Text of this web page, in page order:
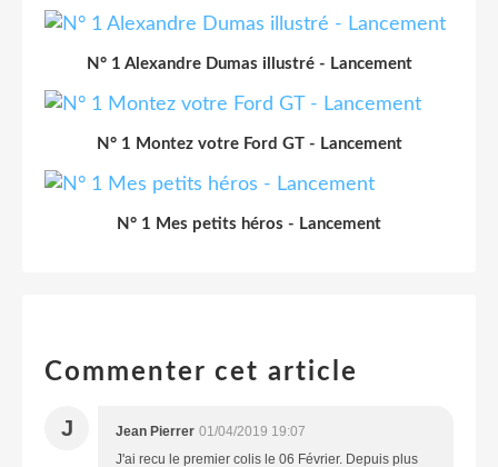
N° 1 Alexandre Dumas illustré - Lancement
N° 1 Montez votre Ford GT - Lancement
N° 1 Mes petits héros - Lancement
Commenter cet article
J Jean Pierrer 01/04/2019 19:07
J'ai recu le premier colis le 06 Février. Depuis plus